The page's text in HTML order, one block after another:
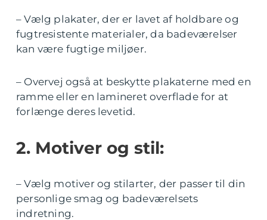
– Vælg plakater, der er lavet af holdbare og
fugtresistente materialer, da badeværelser
kan være fugtige miljøer.
– Overvej også at beskytte plakaterne med en
ramme eller en lamineret overflade for at
forlænge deres levetid.
2. Motiver og stil:
– Vælg motiver og stilarter, der passer til din
personlige smag og badeværelsets
indretning.